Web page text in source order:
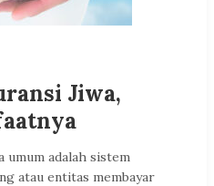
Jiwa,
umum adalah sistem
atau entitas membayar